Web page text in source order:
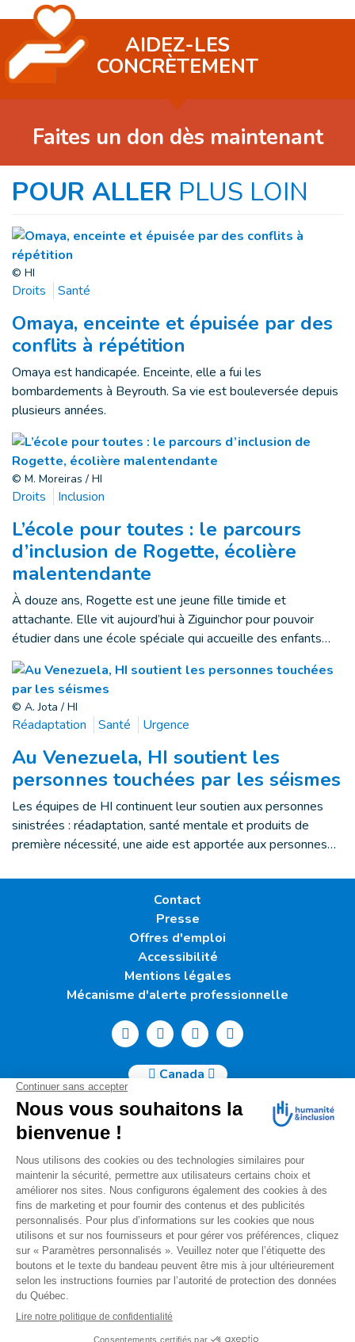
AIDEZ-LES
CONCRÈTEMENT
Faites un don dès maintenant
POUR ALLER PLUS LOIN
© HI
Droits Santé
Omaya, enceinte et épuisée par des
conflits à répétition
Omaya est handicapée. Enceinte, elle a fui les
bombardements à Beyrouth. Sa vie est bouleversée depuis
plusieurs années.
© M. Moreiras / HI
Droits Inclusion
L’école pour toutes : le parcours
d’inclusion de Rogette, écolière
malentendante
À douze ans, Rogette est une jeune fille timide et
attachante. Elle vit aujourd’hui à Ziguinchor pour pouvoir
étudier dans une école spéciale qui accueille des enfants…
© A. Jota / HI
Réadaptation Santé Urgence
Au Venezuela, HI soutient les
personnes touchées par les séismes
Les équipes de HI continuent leur soutien aux personnes
sinistrées : réadaptation, santé mentale et produits de
première nécessité, une aide est apportée aux personnes…
Contact
Presse
Offres d'emploi
Accessibilité
Mentions légales
Mécanisme d'alerte professionnelle
Canada
Humanité & Inclusion Canada | 50, Sainte-Catherine Ouest -
Suite 500b | H2X 3V4 Montréal
info@canada.hi.org
Tél. : (514) 908-2813
No de charité : 88914 7401 RR0001
Pour toutes questions relatives à votre donation, s'il vous